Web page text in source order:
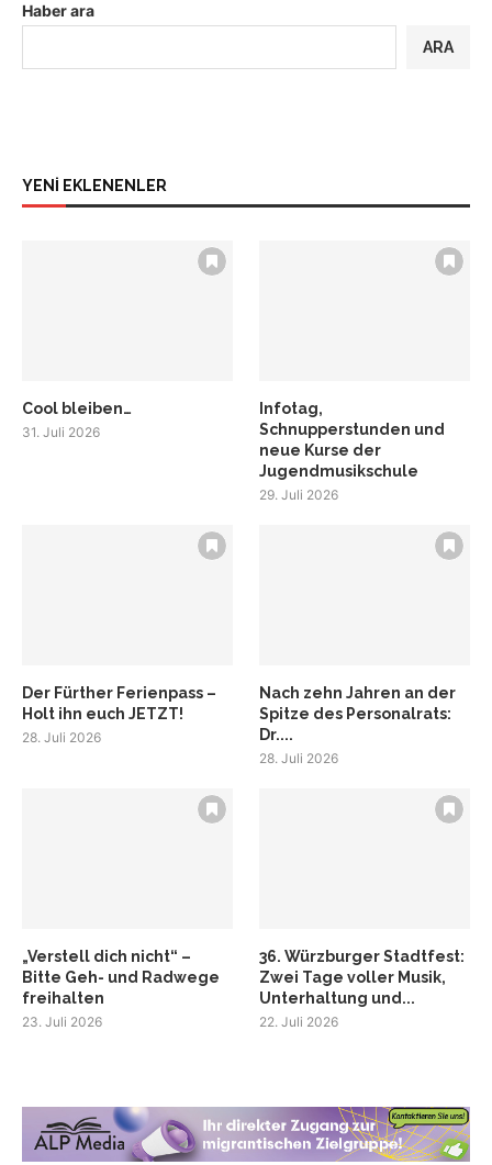
Haber ara
ARA
YENİ EKLENENLER
Cool bleiben…
31. Juli 2026
Infotag,
Schnupperstunden und
neue Kurse der
Jugendmusikschule
29. Juli 2026
Der Fürther Ferienpass –
Holt ihn euch JETZT!
28. Juli 2026
Nach zehn Jahren an der
Spitze des Personalrats:
Dr....
28. Juli 2026
„Verstell dich nicht“ –
Bitte Geh- und Radwege
freihalten
23. Juli 2026
36. Würzburger Stadtfest:
Zwei Tage voller Musik,
Unterhaltung und...
22. Juli 2026